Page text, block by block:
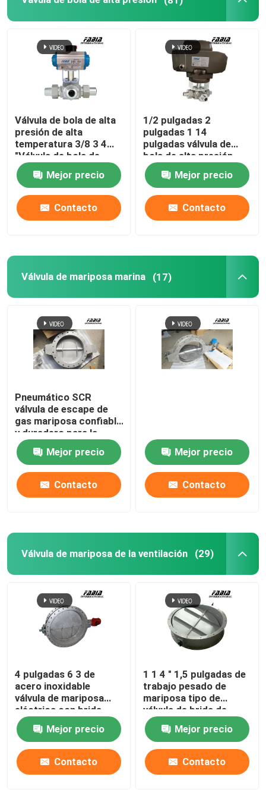
Válvula de globo de alta temperatura
Válvula de bolas de vacío
Las válvulas de propósito especial
Válvula de tres vías
Válvula RTO
Actuador neumático
Válvula de bola de alta
presión de alta
temperatura 3/8 3 4
"Válvula de bola de
soldadura de trasero
Mejor precio
Contacto
1/2 pulgadas 2
pulgadas 1 14
pulgadas válvula de
bola de alta presión
Tee Butt soldadura
Mejor precio
Contacto
Válvula de mariposa marina (17)
Pneumático SCR
válvula de escape de
gas mariposa confiable
y duradero para la
industria marina
Mejor precio
Contacto
Mejor precio
Contacto
Válvula de mariposa de la ventilación (29)
4 pulgadas 6 3 de
acero inoxidable
válvula de mariposa
eléctrica con brida
Mejor precio
Contacto
1 1 4 " 1,5 pulgadas de
trabajo pesado de
mariposa tipo de
válvula de brida de
ventilación
Mejor precio
Contacto